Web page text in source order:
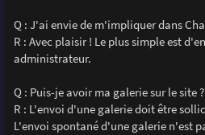
Q : J'ai envie de m'impliquer dans
R : Avec plaisir ! Le plus simple est
administrateur.
Q : Puis-je avoir ma galerie sur le site ?
R : L'envoi d'une galerie doit être
L'envoi spontané d'une galerie n'est